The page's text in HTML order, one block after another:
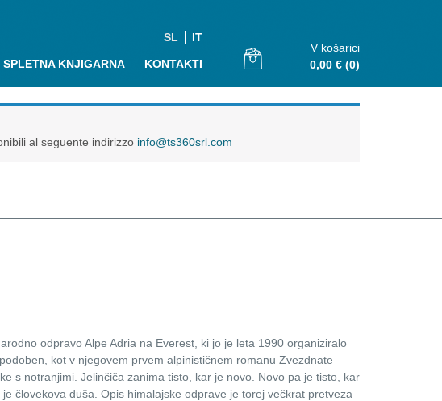
SL IT
SPLETNA KNJIGARNA KONTAKTI
V košarici
0,00 € (0)
al seguente indirizzo info@ts360srl.com
odpravo Alpe Adria na Everest, ki jo je leta 1990 organiziralo
kot v njegovem prvem alpinističnem romanu Zvezdnate
s notranjimi. Jelinčiča zanima tisto, kar je novo. Novo pa je tisto, kar
človekova duša. Opis himalajske odprave je torej večkrat pretveza